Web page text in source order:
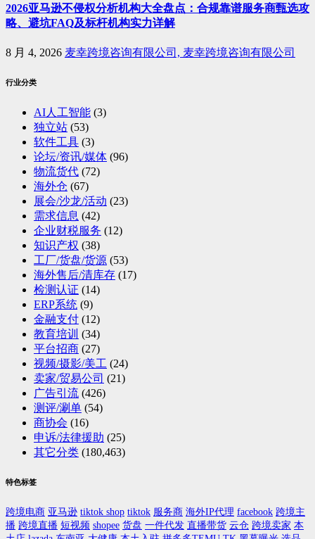
2026亚马逊不侵权分析机构大全盘点：合规靠谱服务商甄选攻
略、避坑FAQ及标杆机构实力详解
8 月 4, 2026 麦幸跨境咨询有限公司, 麦幸跨境咨询有限公司
行业分类
AI人工智能 (3)
独立站 (53)
软件工具 (3)
论坛/资讯/媒体 (96)
物流货代 (72)
海外仓 (67)
展会/沙龙/活动 (23)
需求信息 (42)
企业财税服务 (12)
知识产权 (38)
工厂/货盘/货源 (53)
海外售后/清库存 (17)
检测认证 (14)
ERP系统 (9)
金融支付 (12)
教育培训 (34)
平台招商 (27)
视频/摄影/美工 (24)
卖家/贸易公司 (21)
广告引流 (426)
测评/涮单 (54)
商协会 (16)
申诉/法律援助 (25)
其它分类 (180,463)
特色标签
跨境电商 亚马逊 tiktok shop tiktok 服务商 海外IP代理 facebook 跨境主
播 跨境直播 短视频 shopee 货盘 一件代发 直播带货 云仓 跨境卖家 本